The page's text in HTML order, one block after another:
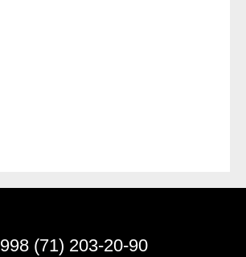
998 (71) 203-20-90